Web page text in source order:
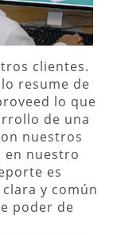
clientes.
resume de
lo que
de una
nuestros
en nuestro
es
y común
poder de